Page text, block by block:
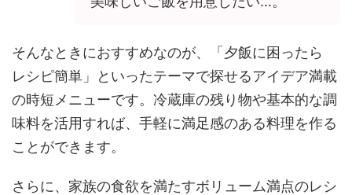
そんなときにおすすめなのが、「夕飯に困ったら
レシピ簡単」といったテーマで探せるアイデア満載
の時短メニューです。冷蔵庫の残り物や基本的な調
味料を活用すれば、手軽に満足感のある料理を作る
ことができます。
さらに、家族の食欲を満たすボリューム満点のレシ